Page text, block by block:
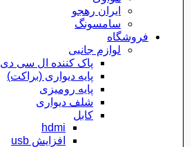
ایران رهجو
سامسونگ
فروشگاه
لوازم جانبی
پاک کننده ال سی دی
پایه دیواری (براکت)
پایه رومیزی
شلف دیواری
کابل
hdmi
افزایش usb